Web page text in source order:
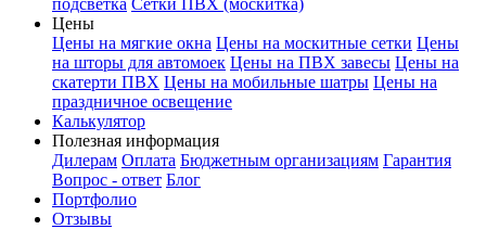
Цены
Цены на мягкие окна Цены на москитные сетки Цены
на шторы для автомоек Цены на ПВХ завесы Цены на
скатерти ПВХ Цены на мобильные шатры Цены на
праздничное освещение
Калькулятор
Полезная информация
Дилерам Оплата Бюджетным организациям Гарантия
Вопрос - ответ Блог
Портфолио
Отзывы